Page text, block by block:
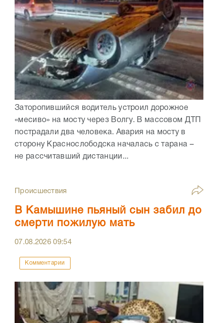
Заторопившийся водитель устроил дорожное
«месиво» на мосту через Волгу. В массовом ДТП
пострадали два человека. Авария на мосту в
сторону Краснослободска началась с тарана –
не рассчитавший дистанции...
Происшествия
В Камышине пьяный сын забил до
смерти пожилую мать
07.08.202609:54
Комментарии